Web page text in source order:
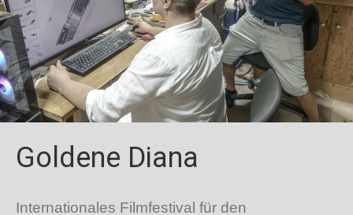
Goldene Diana
Internationales Filmfestival für den